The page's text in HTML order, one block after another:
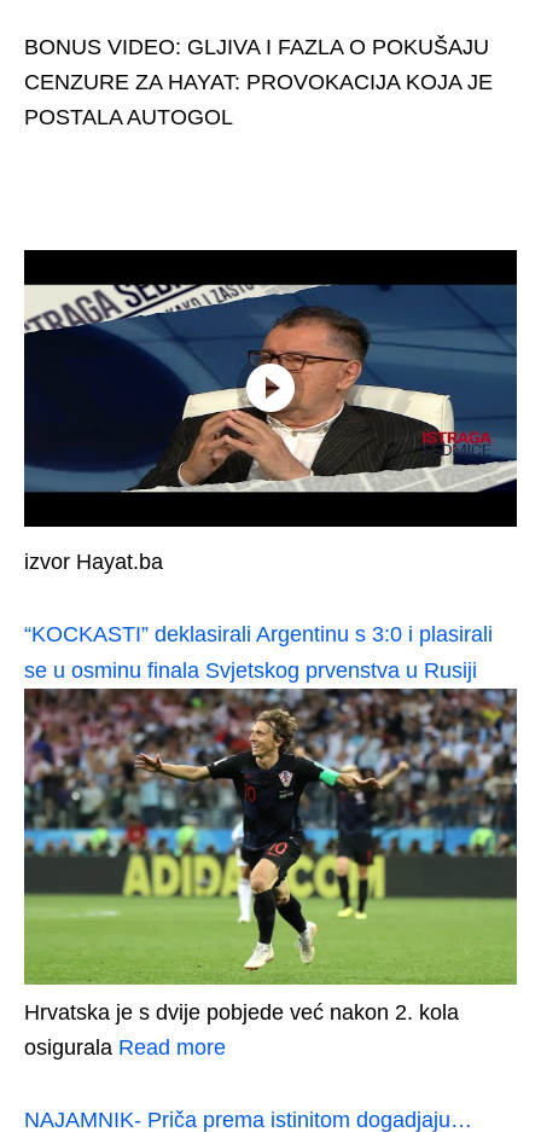
BONUS VIDEO: GLJIVA I FAZLA O POKUŠAJU
CENZURE ZA HAYAT: PROVOKACIJA KOJA JE
POSTALA AUTOGOL
izvor Hayat.ba
“KOCKASTI” deklasirali Argentinu s 3:0 i plasirali
se u osminu finala Svjetskog prvenstva u Rusiji
Hrvatska je s dvije pobjede već nakon 2. kola
osigurala Read more
NAJAMNIK- Priča prema istinitom dogadjaju…